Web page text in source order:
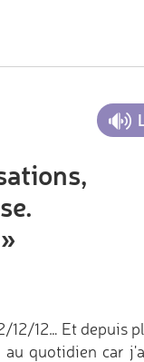
12/12… Et depuis
quotidien car